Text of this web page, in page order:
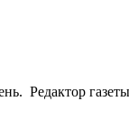
Редактор